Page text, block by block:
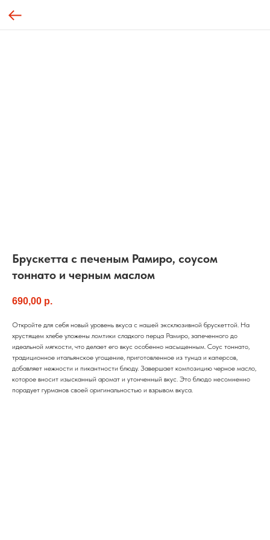
Брускетта с печеным Рамиро, соусом
тоннато и черным маслом
690,00 р.
Откройте для себя новый уровень вкуса с нашей эксклюзивной брускеттой. На
хрустящем хлебе уложены ломтики сладкого перца Рамиро, запеченного до
идеальной мягкости, что делает его вкус особенно насыщенным. Соус тоннато,
традиционное итальянское угощение, приготовленное из тунца и каперсов,
добавляет нежности и пикантности блюду. Завершает композицию черное масло,
которое вносит изысканный аромат и утонченный вкус. Это блюдо несомненно
порадует гурманов своей оригинальностью и взрывом вкуса.